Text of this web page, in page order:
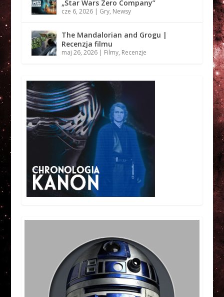
„Star Wars Zero Company”
cze 6, 2026| Gry, Newsy
The Mandalorian and Grogu |
Recenzja filmu
maj 26, 2026| Filmy, Recenzje